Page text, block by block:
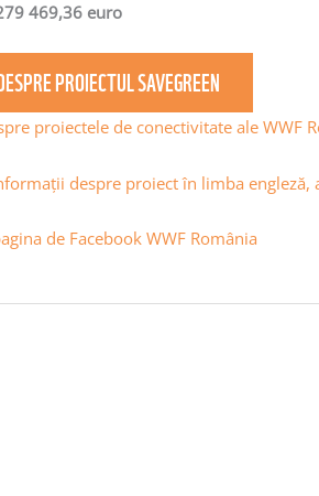
469,36 euro
PROIECTUL SAVEGREEN
proiectele de conectivitate ale WWF
despre proiect în limba engleză,
de Facebook WWF România